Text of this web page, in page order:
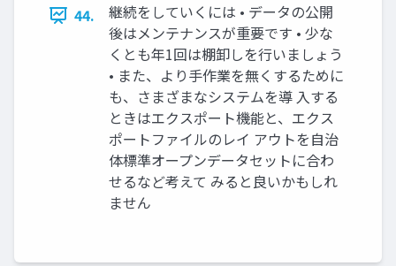
44.
継続をしていくには • データの公開
後はメンテナンスが重要です • 少な
くとも年1回は棚卸しを行いましょう
• また、より手作業を無くするために
も、さまざまなシステムを導 入する
ときはエクスポート機能と、エクス
ポートファイルのレイ アウトを自治
体標準オープンデータセットに合わ
せるなど考えて みると良いかもしれ
ません